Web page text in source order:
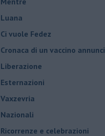
Luana
​Ci vuole Fedez
​Cronaca di un vaccino
​Liberazione
Esternazioni
Vaxzevria
Nazionali
​Ricorrenze e celebrazioni